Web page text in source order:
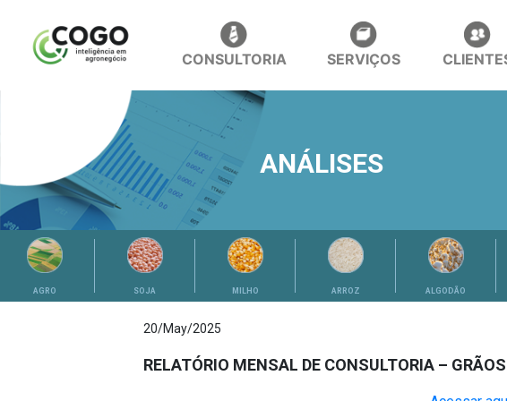
CONSULTORIA SERVIÇOS
ANÁLISES
AGRO SOJA MILHO ARROZ ALGODÃO
20/May/2025
RELATÓRIO MENSAL DE CONSULTORIA – GRÃOS